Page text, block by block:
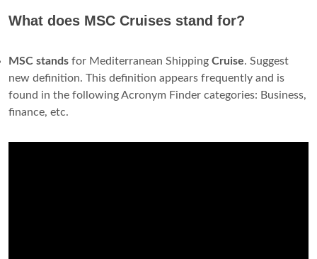
What does MSC Cruises stand for?
MSC stands for Mediterranean Shipping Cruise. Suggest
new definition. This definition appears frequently and is
found in the following Acronym Finder categories: Business,
finance, etc.